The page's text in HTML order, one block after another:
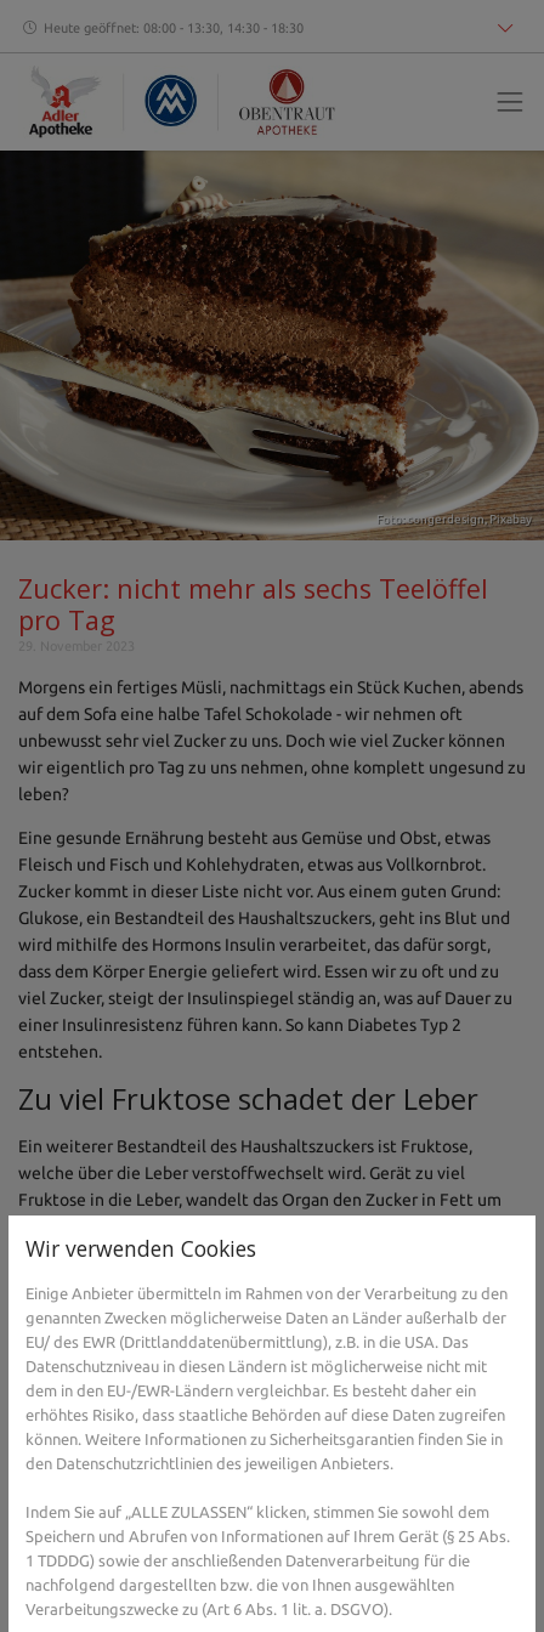
Heute geöffnet: 08:00 - 13:30, 14:30 - 18:30
Foto: congerdesign,Pixabay
Zucker: nicht mehr als sechs Teelöffel
pro Tag
Morgens ein fertiges Müsli, nachmittags ein Stück Kuchen, abends
auf dem Sofa eine halbe Tafel Schokolade - wir nehmen oft
unbewusst sehr viel Zucker zu uns. Doch wie viel Zucker können
wir eigentlich pro Tag zu uns nehmen, ohne komplett ungesund zu
leben?
Eine gesunde Ernährung besteht aus Gemüse und Obst, etwas
Fleisch und Fisch und Kohlehydraten, etwas aus Vollkornbrot.
Zucker kommt in dieser Liste nicht vor. Aus einem guten Grund:
Glukose, ein Bestandteil des Haushaltszuckers, geht ins Blut und
wird mithilfe des Hormons Insulin verarbeitet, das dafür sorgt,
dass dem Körper Energie geliefert wird. Essen wir zu oft und zu
viel Zucker, steigt der Insulinspiegel ständig an, was auf Dauer zu
einer Insulinresistenz führen kann. So kann Diabetes Typ 2
entstehen.
Zu viel Fruktose schadet der Leber
Ein weiterer Bestandteil des Haushaltszuckers ist Fruktose,
welche über die Leber verstoffwechselt wird. Gerät zu viel
Fruktose in die Leber, wandelt das Organ den Zucker in Fett um
Kinder nehmen oft zu viel Zucker zu sich, manchmal ohne, dass sie
manchem Lebensmittel für Kinder wird Zucker in Form von Honig
oder Sirup zugesetzt. Deshalb rät die
Weltgesundheitsorganisation WHO schon bei Kindern zu einer
Aufnahme von zugesetztem Zucker von maximal 30 Gramm
Zucker pro Tag, das entspricht sechs Teelöffeln.
Allgemeinen? Gesundheits-Experten und -
Expertinnen aus Ihrer Region beraten Sie
gerne. Hier gelangen Sie zur Expertensuche.
Wir verwenden Cookies
Einige Anbieter übermitteln im Rahmen von der Verarbeitung zu den
genannten Zwecken möglicherweise Daten an Länder außerhalb der
EU/ des EWR (Drittlanddatenübermittlung), z.B. in die USA. Das
Datenschutzniveau in diesen Ländern ist möglicherweise nicht mit
dem in den EU-/EWR-Ländern vergleichbar. Es besteht daher ein
erhöhtes Risiko, dass staatliche Behörden auf diese Daten zugreifen
können. Weitere Informationen zu Sicherheitsgarantien finden Sie in
den Datenschutzrichtlinien des jeweiligen Anbieters.
Indem Sie auf „ALLE ZULASSEN“ klicken, stimmen Sie sowohl dem
Speichern und Abrufen von Informationen auf Ihrem Gerät (§ 25 Abs.
1 TDDDG) sowie der anschließenden Datenverarbeitung für die
nachfolgend dargestellten bzw. die von Ihnen ausgewählten
Verarbeitungszwecke zu (Art 6 Abs. 1 lit. a. DSGVO).